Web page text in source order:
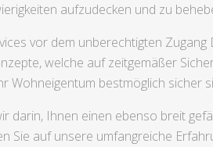
aufzudecken und zu
vor dem unberechtigten
welche auf zeitgemäßer
Wohneigentum bestmöglich sicher
darin, Ihnen einen ebenso breit
Sie auf unsere umfangreiche